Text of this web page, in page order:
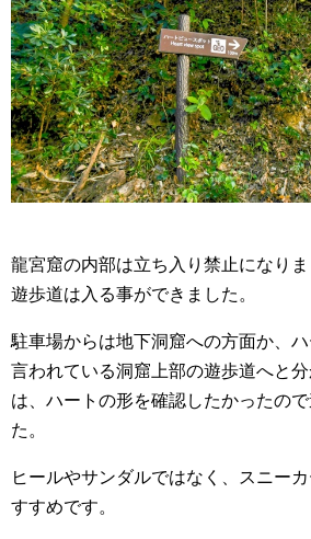
龍宮窟の内部は立ち入り禁止になり
遊歩道は入る事ができました。
駐車場からは地下洞窟への方面か、
言われている洞窟上部の遊歩道へと
は、ハートの形を確認したかったの
た。
ヒールやサンダルではなく、スニー
すすめです。